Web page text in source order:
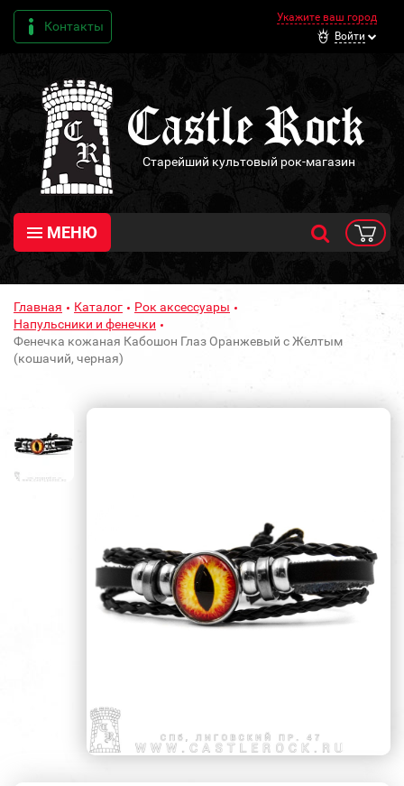
Контакты
Укажите ваш город
Войти
Старейший культовый рок-магазин
МЕНЮ
Главная Каталог
Рок аксессуары
Напульсники и фенечки
Фенечка кожаная Кабошон Глаз Оранжевый с Желтым
(кошачий, черная)